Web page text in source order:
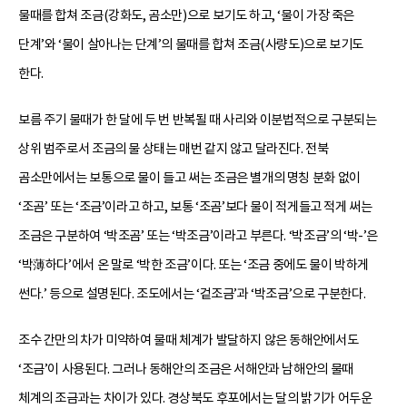
물때를 합쳐 조금(강화도, 곰소만)으로 보기도 하고, ‘물이 가장 죽은
단계’와 ‘물이 살아나는 단계’의 물때를 합쳐 조금(사량도)으로 보기도
한다.
보름 주기 물때가 한 달에 두 번 반복될 때 사리와 이분법적으로 구분되는
상위 범주로서 조금의 물 상태는 매번 같지 않고 달라진다. 전북
곰소만에서는 보통으로 물이 들고 써는 조금은 별개의 명칭 분화 없이
‘조곰’ 또는 ‘조금’이라고 하고, 보통 ‘조곰’보다 물이 적게들고 적게 써는
조금은 구분하여 ‘박조곰’ 또는 ‘박조금’이라고 부른다. ‘박조금’의 ‘박-’은
‘박薄하다’에서 온 말로 ‘박한 조금’이다. 또는 ‘조금 중에도 물이 박하게
썬다.’ 등으로 설명된다. 조도에서는 ‘겉조금’과 ‘박조금’으로 구분한다.
조수 간만의 차가 미약하여 물때 체계가 발달하지 않은 동해안에서도
‘조금’이 사용된다. 그러나 동해안의 조금은 서해안과 남해안의 물때
체계의 조금과는 차이가 있다. 경상북도 후포에서는 달의 밝기가 어두운